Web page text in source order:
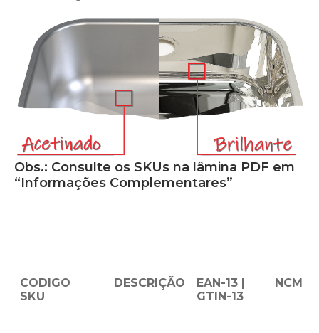
Obs.: Consulte os SKUs na lâmina PDF em
“Informações Complementares”
CODIGO
SKU
DESCRIÇÃO
EAN-13 |
GTIN-13
NCM